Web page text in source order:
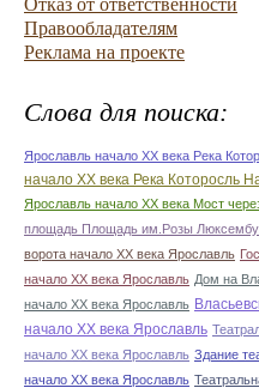
Отказ от ответственности
Правообладателям
Реклама на проекте
Слова для поиска:
Ярославль начало ХХ века Река
начало ХХ века Река Которосль
Ярославль начало ХХ века Мост
площадь Площадь им.Розы
ворота начало ХХ века Ярославль
начало ХХ века Ярославль Дом на
начало ХХ века Ярославль
начало ХХ века Ярославль
начало ХХ века Ярославль Здание
начало ХХ века Ярославль